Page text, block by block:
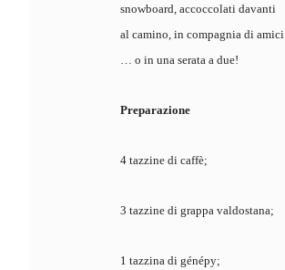
snowboard, accoccolati davanti
al camino, in compagnia di amici
… o in una serata a due!
Preparazione
4 tazzine di caffè;
3 tazzine di grappa valdostana;
1 tazzina di génépy;